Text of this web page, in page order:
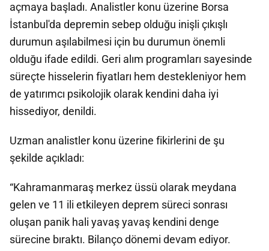
açmaya başladı. Analistler konu üzerine Borsa
İstanbul'da depremin sebep olduğu inişli çıkışlı
durumun aşılabilmesi için bu durumun önemli
olduğu ifade edildi. Geri alım programları sayesinde
süreçte hisselerin fiyatları hem destekleniyor hem
de yatırımcı psikolojik olarak kendini daha iyi
hissediyor, denildi.
Uzman analistler konu üzerine fikirlerini de şu
şekilde açıkladı:
“Kahramanmaraş merkez üssü olarak meydana
gelen ve 11 ili etkileyen deprem süreci sonrası
oluşan panik hali yavaş yavaş kendini denge
sürecine bıraktı. Bilanço dönemi devam ediyor.